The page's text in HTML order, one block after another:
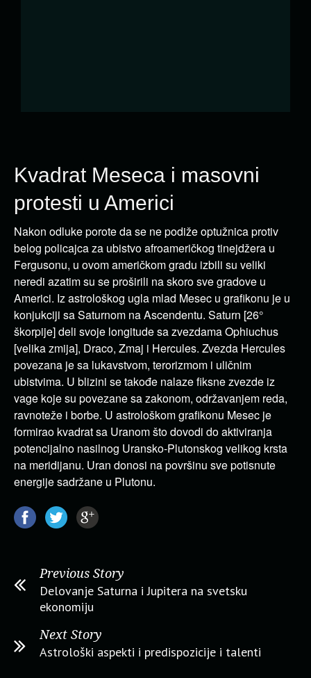
Kvadrat Meseca i masovni
protesti u Americi
Nakon odluke porote da se ne podiže optužnica protiv
belog policajca za ubistvo afroameričkog tinejdžera u
Fergusonu, u ovom američkom gradu izbili su veliki
neredi azatim su se proširili na skoro sve gradove u
Americi. Iz astrološkog ugla mlad Mesec u grafikonu je u
konjukciji sa Saturnom na Ascendentu. Saturn [26°
škorpije] deli svoje longitude sa zvezdama Ophiuchus
[velika zmija], Draco, Zmaj i Hercules. Zvezda Hercules
povezana je sa lukavstvom, terorizmom i uličnim
ubistvima. U blizini se takođe nalaze fiksne zvezde iz
vage koje su povezane sa zakonom, održavanjem reda,
ravnoteže i borbe. U astrološkom grafikonu Mesec je
formirao kvadrat sa Uranom što dovodi do aktiviranja
potencijalno nasilnog Uransko-Plutonskog velikog krsta
na meridijanu. Uran donosi na površinu sve potisnute
energije sadržane u Plutonu.
Previous Story
Delovanje Saturna i Jupitera na svetsku
ekonomiju
Next Story
Astrološki aspekti i predispozicije i talenti